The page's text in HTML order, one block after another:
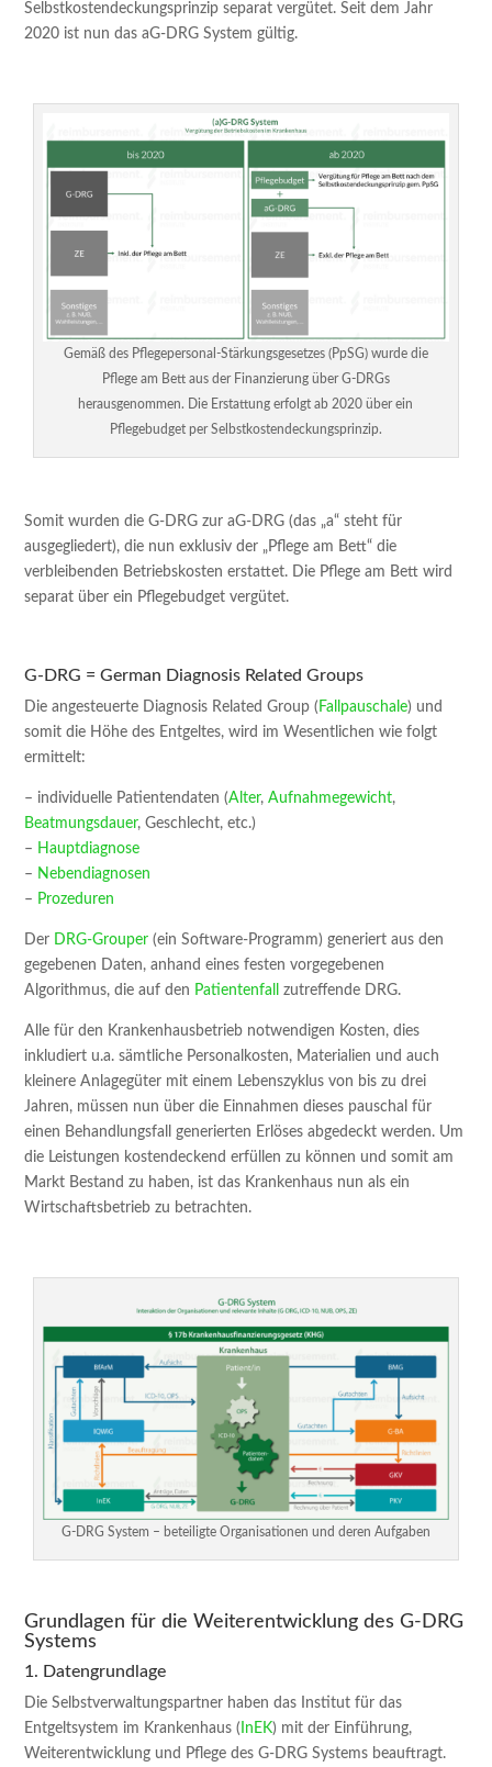
Selbstkostendeckungsprinzip separat vergütet. Seit dem Jahr
2020 ist nun das aG-DRG System gültig.
Gemäß des Pflegepersonal-Stärkungsgesetzes (PpSG) wurde die
Pflege am Bett aus der Finanzierung über G-DRGs
herausgenommen. Die Erstattung erfolgt ab 2020 über ein
Pflegebudget per Selbstkostendeckungsprinzip.
Somit wurden die G-DRG zur aG-DRG (das „a“ steht für
ausgegliedert), die nun exklusiv der „Pflege am Bett“ die
verbleibenden Betriebskosten erstattet. Die Pflege am Bett wird
separat über ein Pflegebudget vergütet.
G-DRG = German Diagnosis Related Groups
Die angesteuerte Diagnosis Related Group ( Fallpauschale) und
somit die Höhe des Entgeltes, wird im Wesentlichen wie folgt
ermittelt:
– individuelle Patientendaten (Alter,Aufnahmegewicht,
Beatmungsdauer, Geschlecht, etc.)
– Hauptdiagnose
– Nebendiagnosen
– Prozeduren
Der DRG-Grouper (ein Software-Programm) generiert aus den
gegebenen Daten, anhand eines festen vorgegebenen
Algorithmus, die auf den Patientenfall zutreffende DRG.
Alle für den Krankenhausbetrieb notwendigen Kosten, dies
inkludiert u.a. sämtliche Personalkosten, Materialien und auch
kleinere Anlagegüter mit einem Lebenszyklus von bis zu drei
Jahren, müssen nun über die Einnahmen dieses pauschal für
einen Behandlungsfall generierten Erlöses abgedeckt werden. Um
die Leistungen kostendeckend erfüllen zu können und somit am
Markt Bestand zu haben, ist das Krankenhaus nun als ein
Wirtschaftsbetrieb zu betrachten.
G-DRG System – beteiligte Organisationen und deren Aufgaben
Grundlagen für die Weiterentwicklung des G-DRG
Systems
1. Datengrundlage
Die Selbstverwaltungspartner haben das Institut für das
Entgeltsystem im Krankenhaus ( InEK) mit der Einführung,
Weiterentwicklung und Pflege des G-DRG Systems beauftragt.